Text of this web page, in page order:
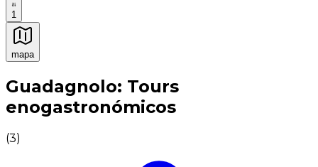
1
mapa
Experiencias culinarias inolvidables: Experiencias
Guadagnolo: Tours
enogastronómicos
(3)